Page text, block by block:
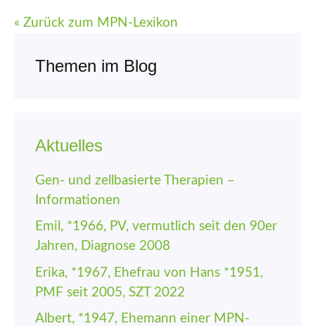
« Zurück zum MPN-Lexikon
Themen im Blog
Aktuelles
Gen- und zellbasierte Therapien –
Informationen
Emil, *1966, PV, vermutlich seit den 90er
Jahren, Diagnose 2008
Erika, *1967, Ehefrau von Hans *1951,
PMF seit 2005, SZT 2022
Albert, *1947, Ehemann einer MPN-